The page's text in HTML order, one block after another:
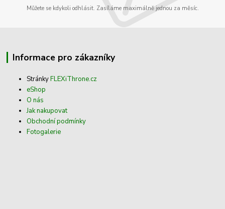
Můžete se kdykoli odhlásit. Zasíláme maximálně jednou za měsíc.
Informace pro zákazníky
StránkyFLEXiThrone.cz
eShop
O nás
Jak nakupovat
Obchodní podmínky
Fotogalerie